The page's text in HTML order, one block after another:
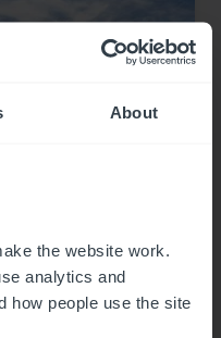
About
the website work.
analytics and
how people use the site
Hotelpächter
Bamberg